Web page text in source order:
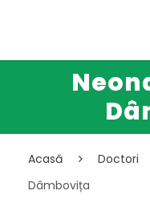
Acasă Doctori
Dâmbovița